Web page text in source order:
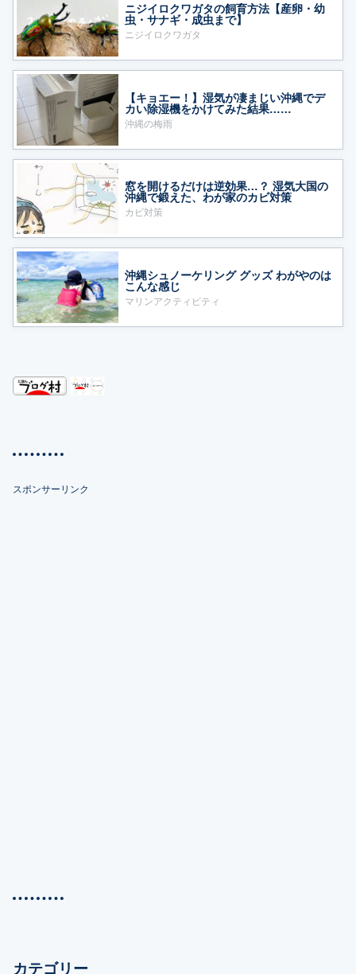
ニジイロクワガタの飼育方法【産卵・幼
虫・サナギ・成虫まで】
ニジイロクワガタ
【キョエー！】湿気が凄まじい沖縄でデ
カい除湿機をかけてみた結果……
沖縄の梅雨
窓を開けるだけは逆効果…？ 湿気大国の
沖縄で鍛えた、わが家のカビ対策
カビ対策
沖縄シュノーケリング グッズ わがやのは
こんな感じ
マリンアクティビティ
スポンサーリンク
カテゴリー